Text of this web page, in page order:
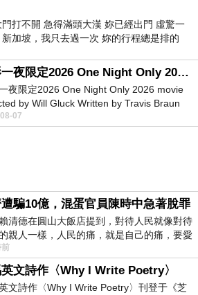
營顧客關係（Customer
人化系統
Brew AI系統
、品項
模型」
的飲料」
冰咖啡/ 冷天熱飲）
咖啡/下午茶點心）
，而是「賣你習慣」
打不開 急得滿頭大漢 妳已經出門 虛驚一
加坡，我只去過一次 妳的行程總是排的
電影一夜限定2026 One Night Only 2026 movie
夜限定2026 One Night Only 2026 movie
by Will Gluck Written by Travis Braun
Monica Barbaro
07
騙10億，混蛋官員陳時中急著脫罪
清德在圓山大飯店提到，對待人民就像對待
親人一樣，人民的痛，就是自己的痛，要愛
，說的這麼好聽，實際上根本沒做
文詩作〈Why I Write Poetry〉
文詩作〈Why I Write Poetry〉刊登于《芝